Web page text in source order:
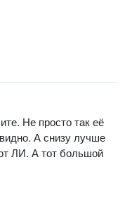
Не просто так её
А снизу лучше
ЛИ. А тот большой